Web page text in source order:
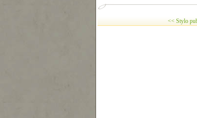
<< Stylo